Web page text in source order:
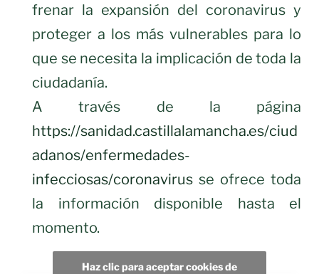
frenar la expansión del coronavirus y
proteger a los más vulnerables para lo
que se necesita la implicación de toda la
ciudadanía.
A través de la página
https://sanidad.castillalamancha.es/ciud
adanos/enfermedades-
infecciosas/coronavirus se ofrece toda
la información disponible hasta el
momento.
Haz clic para aceptar cookies de